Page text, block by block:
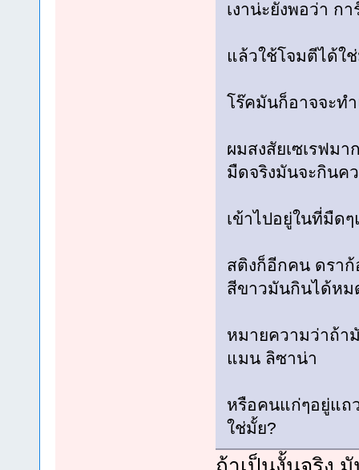
เงาน่ะยังพอว่า ก
แล้วใช้โจมตีได้ใ
โร๊คมันก็อาจจะท
ผมสงสัยเซเรฟมา
มืดจริงมันจะกินค
เข้าไปอยู่ในที่มืด
สติงก็อีกคน ดราก้
สีขาวมันกินได้หม
หมายความว่าถ้า
แมน ลิซาน่า
หรือคนแก่ๆอยู่แถ
ใช่มั้ย?